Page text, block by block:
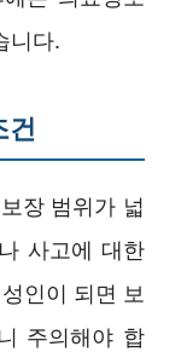
니다.
건
장 범위가 넓
사고에 대한
인이 되면 보
주의해야 합